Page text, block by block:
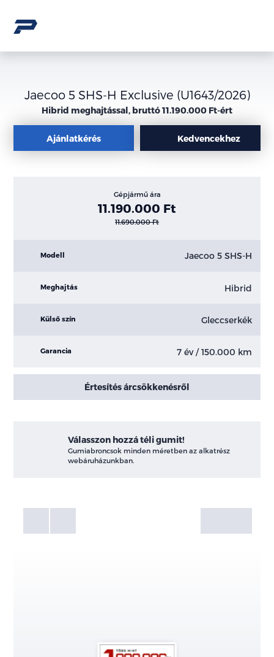
Jaecoo 5 SHS-H Exclusive (U1643/2026)
Hibrid meghajtással, bruttó 11.190.000 Ft-ért
Ajánlatkérés Kedvencekhez
Gépjármű ára
11.190.000 Ft
11.690.000 Ft
Modell Jaecoo 5 SHS-H
Meghajtás Hibrid
Külső szín Gleccserkék
Garancia 7 év / 150.000 km
Értesítés árcsökkenésről
Válasszon hozzá téli gumit!
Gumiabroncsok minden méretben az alkatrész
webáruházunkban.
Galéria